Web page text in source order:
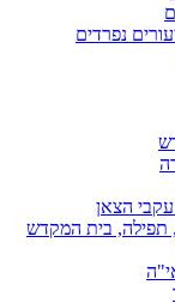
נפרדים
הצאן
תפילה, בית המקדש